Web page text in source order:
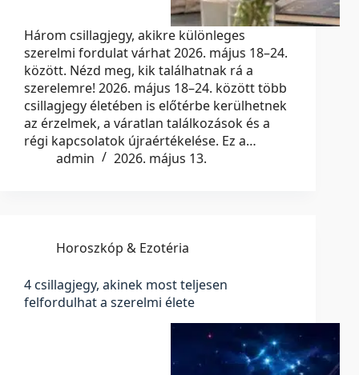
Három csillagjegy, akikre különleges
szerelmi fordulat várhat 2026. május 18–24.
között. Nézd meg, kik találhatnak rá a
szerelemre! 2026. május 18–24. között több
csillagjegy életében is előtérbe kerülhetnek
az érzelmek, a váratlan találkozások és a
régi kapcsolatok újraértékelése. Ez a…
admin
2026. május 13.
Horoszkóp & Ezotéria
4 csillagjegy, akinek most teljesen
felfordulhat a szerelmi élete